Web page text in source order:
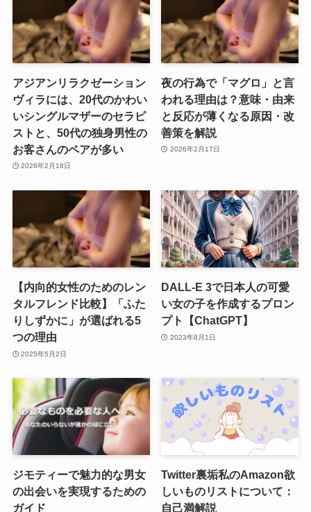
アジアンリラクゼーション
ヴィラには、20代のかわい
いシングルマザーのセラピ
ストと、50代の独身男性の
お客さんのペアが多い
2026年2月18日
夜の行為で「マグロ」と言
われる理由は？意味・由来
と反応が薄くなる原因・改
善策を解説
2026年2月17日
【内向的女性のためのレン
タルフレンド比較】「ふた
りしずかに」が選ばれる5
つの理由
2025年5月2日
DALL-E 3で日本人の可愛
い女の子を作成するプロン
プト【ChatGPT】
2023年8月1日
ジモティーで魅力的な男女
の出会いを実現するための
ガイド
Twitter裏垢私のAmazon欲
しいものリストについて：
自己満解説